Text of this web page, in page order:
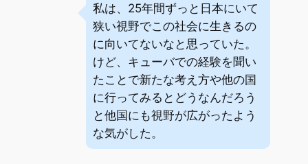
私は、25年間ずっと日本にいて
狭い視野でこの社会に生きるの
に向いてないなと思っていた。
けど、キューバでの経験を聞い
たことで新たな考え方や他の国
に行ってみるとどうなんだろう
と他国にも視野が広がったよう
な気がした。